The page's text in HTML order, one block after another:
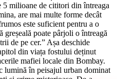
5 milioane de cititori din întreaga
are mai multe forme decât
este suficient pentru a o
greșeală poate pârjoli o întreagă
de pe cer.” Așa deschide
din viața fostului deținut
mafiei locale din Bombay.
lumină în peisajul urban dominat